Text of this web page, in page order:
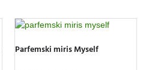
Parfemski miris Myself